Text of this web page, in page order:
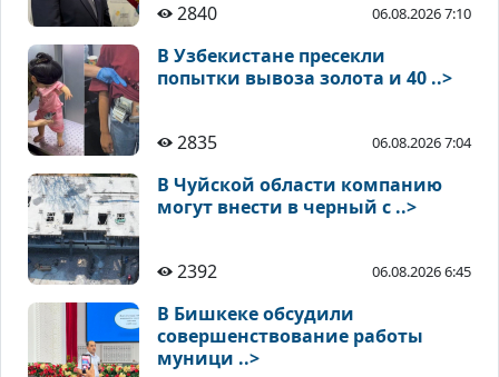
2840 06.08.2026 7:10
В Узбекистане пресекли
попытки вывоза золота и 40 ..>
2835 06.08.2026 7:04
В Чуйской области компанию
могут внести в черный с ..>
2392 06.08.2026 6:45
В Бишкеке обсудили
совершенствование работы
муници ..>